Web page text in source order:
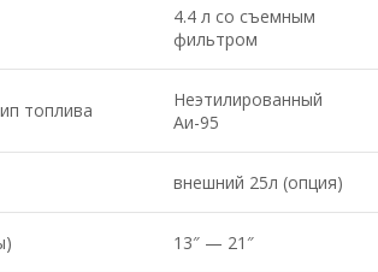
4.4 л со съемным
фильтром
топлива
Неэтилированный
Аи-95
внешний 25л (опция)
13″ — 21″